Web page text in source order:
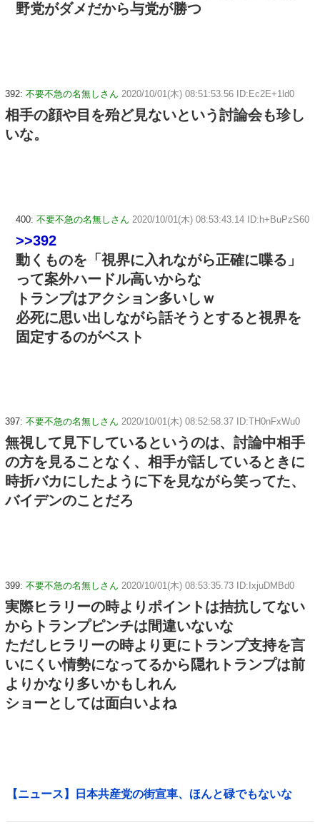
野党がダメだから与党が勝つ
392: 不要不急の名無しさん 2020/10/01(木) 08:51:53.56 ID:Ec2E+1ld0
相手の顔や目を殆ど見ないという討論会も珍し
いな。
400: 不要不急の名無しさん 2020/10/01(木) 08:53:43.14 ID:h+BuPzS60
>>392
動くものを「視界に入れながら正確に喋る」
って案外ハードル高いからな
トランプはアクション多いしｗ
必死に思い出しながら話そうとすると視界を
固定するのがベスト
397: 不要不急の名無しさん 2020/10/01(木) 08:52:58.37 ID:TH0nFxWu0
無視して見下しているというのは、討論中相手
の方を見ることなく、相手が話しているときに
時折バカにしたように下を見ながら笑ってた、
バイデンのことだろ
399: 不要不急の名無しさん 2020/10/01(木) 08:53:35.73 ID:IxjuDMBd0
実際ヒラリーの時よりポイントは拮抗してない
からトランプピンチは間違いないな
ただしヒラリーの時より更にトランプ支持を言
いにくい情勢になってるから隠れトランプは前
よりかなり多いかもしれん
ショーとしては面白いよね
【ニュース】日本共産党の街宣車、ほんと碌でもないな